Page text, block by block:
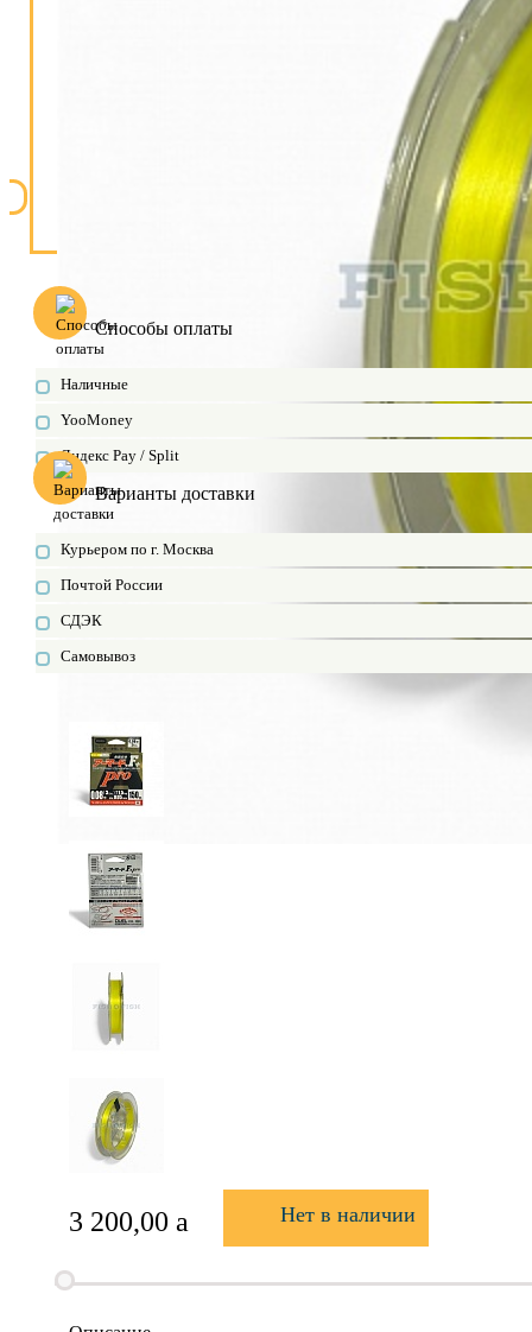
Способы оплаты
Наличные
YooMoney
Яндекс Pay / Split
Варианты доставки
Курьером по г. Москва
Почтой России
СДЭК
Самовывоз
3 200,00 a Нет в наличии